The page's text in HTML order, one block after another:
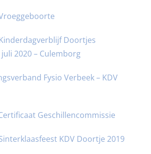
Doortjes
2020 – Culemborg
Fysio Verbeek – KDV
Geschillencommissie
KDV Doortje 2019